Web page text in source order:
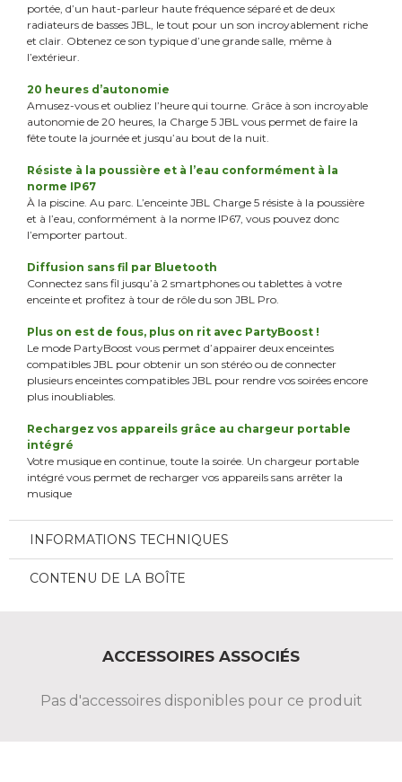
portée, d’un haut-parleur haute fréquence séparé et de deux
radiateurs de basses JBL, le tout pour un son incroyablement riche
et clair. Obtenez ce son typique d’une grande salle, même à
l’extérieur.
20 heures d’autonomie
Amusez-vous et oubliez l’heure qui tourne. Grâce à son incroyable
autonomie de 20 heures, la Charge 5 JBL vous permet de faire la
fête toute la journée et jusqu’au bout de la nuit.
Résiste à la poussière et à l’eau conformément à la
norme IP67
À la piscine. Au parc. L’enceinte JBL Charge 5 résiste à la poussière
et à l’eau, conformément à la norme IP67, vous pouvez donc
l’emporter partout.
Diffusion sans fil par Bluetooth
Connectez sans fil jusqu’à 2 smartphones ou tablettes à votre
enceinte et profitez à tour de rôle du son JBL Pro.
Plus on est de fous, plus on rit avec PartyBoost !
Le mode PartyBoost vous permet d’appairer deux enceintes
compatibles JBL pour obtenir un son stéréo ou de connecter
plusieurs enceintes compatibles JBL pour rendre vos soirées encore
plus inoubliables.
Rechargez vos appareils grâce au chargeur portable
intégré
Votre musique en continue, toute la soirée. Un chargeur portable
intégré vous permet de recharger vos appareils sans arrêter la
musique
INFORMATIONS TECHNIQUES
CONTENU DE LA BOÎTE
ACCESSOIRES ASSOCIÉS
Pas d'accessoires disponibles pour ce produit